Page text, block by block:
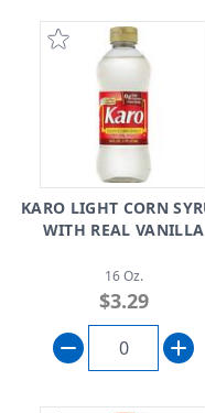
KARO LIGHT CORN
WITH REAL VANILLA
16 Oz.
$3.29